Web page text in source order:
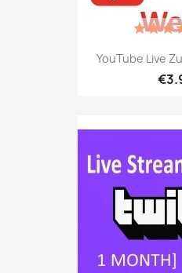
YouTube Live